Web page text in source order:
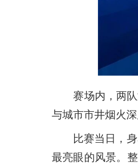
赛场内，两队
与城市市井烟火
比赛当日，身
最亮眼的风景。